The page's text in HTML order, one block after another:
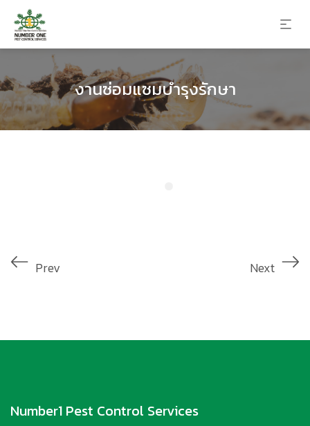
งานซ่อมแซมบำรุงรักษา
Prev Next
Number1 Pest Control Services